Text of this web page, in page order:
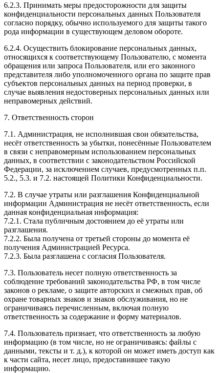
6.2.3. Принимать меры предосторожности для защиты
конфиденциальности персональных данных Пользователя
согласно порядку, обычно используемого для защиты такого
рода информации в существующем деловом обороте.
6.2.4. Осуществить блокирование персональных данных,
относящихся к соответствующему Пользователю, с момента
обращения или запроса Пользователя, или его законного
представителя либо уполномоченного органа по защите прав
субъектов персональных данных на период проверки, в
случае выявления недостоверных персональных данных или
неправомерных действий.
7. Ответственность сторон
7.1. Администрация, не исполнившая свои обязательства,
несёт ответственность за убытки, понесённые Пользователем
в связи с неправомерным использованием персональных
данных, в соответствии с законодательством Российской
Федерации, за исключением случаев, предусмотренных п.п.
5.2., 5.3. и 7.2. настоящей Политики Конфиденциальности.
7.2. В случае утраты или разглашения Конфиденциальной
информации Администрация не несёт ответственность, если
данная конфиденциальная информация:
7.2.1. Стала публичным достоянием до её утраты или
разглашения.
7.2.2. Была получена от третьей стороны до момента её
получения Администрацией Ресурса.
7.2.3. Была разглашена с согласия Пользователя.
7.3. Пользователь несет полную ответственность за
соблюдение требований законодательства РФ, в том числе
законов о рекламе, о защите авторских и смежных прав, об
охране товарных знаков и знаков обслуживания, но не
ограничиваясь перечисленным, включая полную
ответственность за содержание и форму материалов.
7.4. Пользователь признает, что ответственность за любую
информацию (в том числе, но не ограничиваясь: файлы с
данными, тексты и т. д.), к которой он может иметь доступ как
к части сайта, несет лицо, предоставившее такую
информацию.